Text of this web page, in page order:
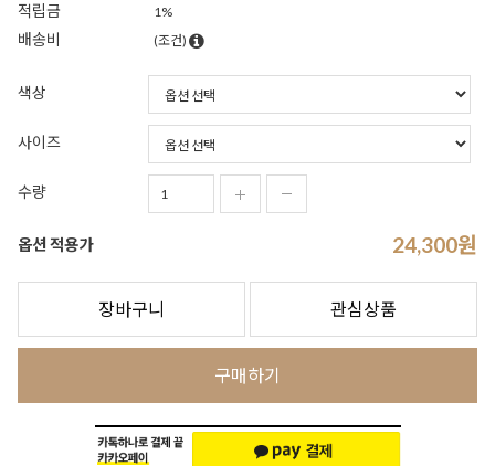
적립금 1%
배송비 (조건)
색상
사이즈
수량
옵션 적용가 24,300원
장바구니 관심상품
구매하기